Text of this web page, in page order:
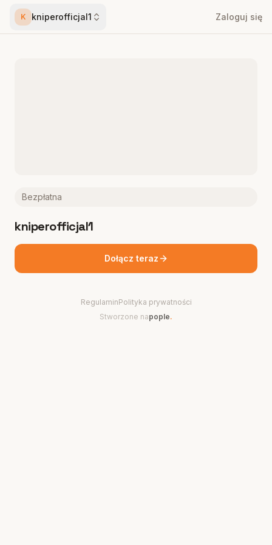
K kniperofficjal1 Zaloguj się
Bezpłatna
kniperofficjal1
Dołącz teraz
RegulaminPolityka prywatności
Stworzone napople.